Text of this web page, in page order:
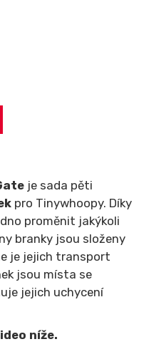
je sada pěti
pro Tinywhoopy. Díky
proměnit jakýkoli
branky jsou složeny
je jejich transport
jsou místa se
jejich uchycení
níže.